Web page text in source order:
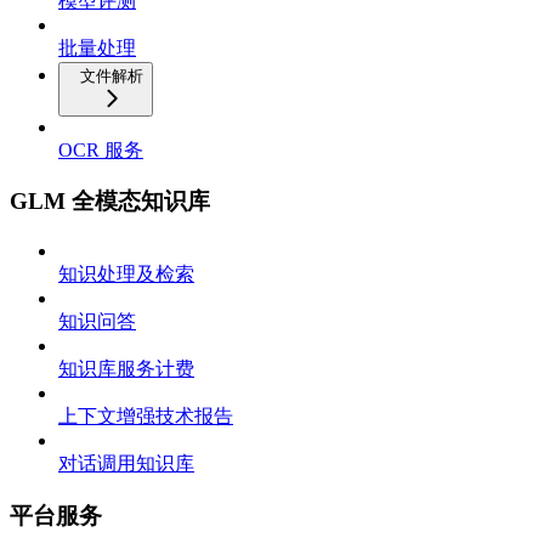
批量处理
文件解析
OCR 服务
GLM 全模态知识库
知识处理及检索
知识问答
知识库服务计费
上下文增强技术报告
对话调用知识库
平台服务